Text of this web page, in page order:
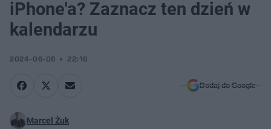
iPhone'a? Zaznacz ten dzień w
kalendarzu
2024-06-06 22:16
Dodaj do Google
Marcel Żuk